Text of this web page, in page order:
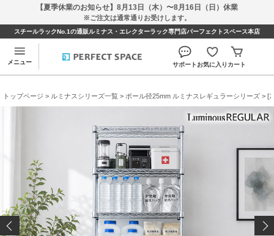
【夏季休業のお知らせ】8月13日（木）〜8月16日（日）休業
※ご注文は通常通りお受けします。
スチールラックNo.1の通販ルミナス・エレクターラック専門店パーフェクトスペース本店
メニュー サポートお気に入り カート
トップページ > ルミナスシリーズ一覧 > ポール径25mm ルミナスレギュラーシリーズ >